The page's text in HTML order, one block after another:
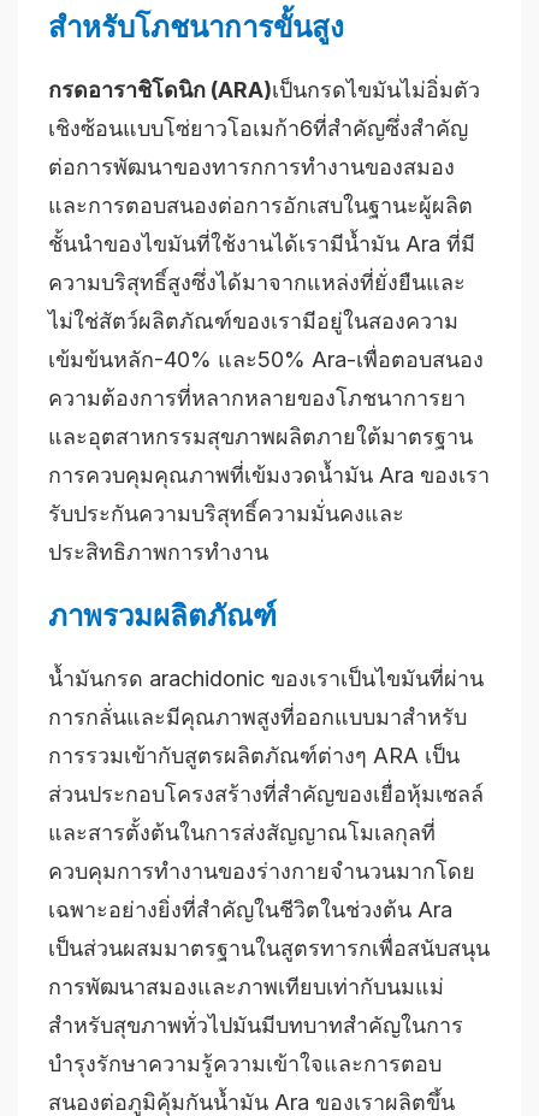
สำหรับโภชนาการขั้นสูง
กรดอาราชิโดนิก (ARA)เป็นกรดไขมันไม่อิ่มตัว
เชิงซ้อนแบบโซ่ยาวโอเมก้า6ที่สำคัญซึ่งสำคัญ
ต่อการพัฒนาของทารกการทำงานของสมอง
และการตอบสนองต่อการอักเสบในฐานะผู้ผลิต
ชั้นนำของไขมันที่ใช้งานได้เรามีน้ำมัน Ara ที่มี
ความบริสุทธิ์สูงซึ่งได้มาจากแหล่งที่ยั่งยืนและ
ไม่ใช่สัตว์ผลิตภัณฑ์ของเรามีอยู่ในสองความ
เข้มข้นหลัก-40% และ50% Ara-เพื่อตอบสนอง
ความต้องการที่หลากหลายของโภชนาการยา
และอุตสาหกรรมสุขภาพผลิตภายใต้มาตรฐาน
การควบคุมคุณภาพที่เข้มงวดน้ำมัน Ara ของเรา
รับประกันความบริสุทธิ์ความมั่นคงและ
ประสิทธิภาพการทำงาน
ภาพรวมผลิตภัณฑ์
น้ำมันกรด arachidonic ของเราเป็นไขมันที่ผ่าน
การกลั่นและมีคุณภาพสูงที่ออกแบบมาสำหรับ
การรวมเข้ากับสูตรผลิตภัณฑ์ต่างๆ ARA เป็น
ส่วนประกอบโครงสร้างที่สำคัญของเยื่อหุ้มเซลล์
และสารตั้งต้นในการส่งสัญญาณโมเลกุลที่
ควบคุมการทำงานของร่างกายจำนวนมากโดย
เฉพาะอย่างยิ่งที่สำคัญในชีวิตในช่วงต้น Ara
เป็นส่วนผสมมาตรฐานในสูตรทารกเพื่อสนับสนุน
การพัฒนาสมองและภาพเทียบเท่ากับนมแม่
สำหรับสุขภาพทั่วไปมันมีบทบาทสำคัญในการ
บำรุงรักษาความรู้ความเข้าใจและการตอบ
สนองต่อภูมิคุ้มกันน้ำมัน Ara ของเราผลิตขึ้น